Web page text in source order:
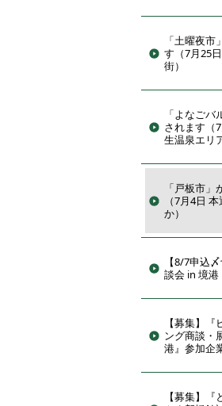
「土曜夜市
す（7月25
街）
「よなごバ
されます（
生温泉エリ
「戸板市」
（7月4日
か）
【8/7申込
談会 in 境港
【募集】
ング商談・
港』参加企
【募集】